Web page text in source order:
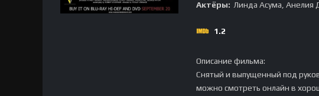
Актёры: Линда Асума, Анелия
1.2
Описание фильма:
Снятый и выпущенный под
можно смотреть онлайн в